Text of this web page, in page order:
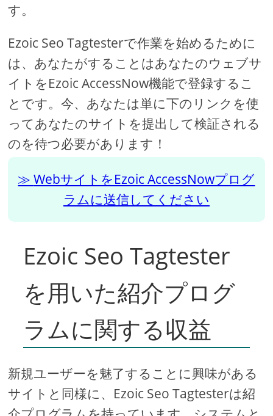
す。
Ezoic Seo Tagtesterで作業を始めるために
は、あなたがすることはあなたのウェブサ
イトをEzoic AccessNow機能で登録するこ
とです。今、あなたは単に下のリンクを使
ってあなたのサイトを提出して検証される
のを待つ必要があります！
WebサイトをEzoic AccessNowプログ
ラムに送信してください
Ezoic Seo Tagtester
を用いた紹介プログ
ラムに関する収益
新規ユーザーを魅了することに興味がある
サイトと同様に、Ezoic Seo Tagtesterは紹